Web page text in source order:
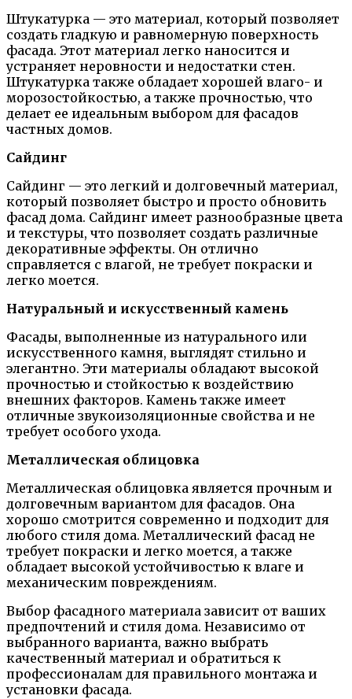
Штукатурка — это материал, который позволяет
создать гладкую и равномерную поверхность
фасада. Этот материал легко наносится и
устраняет неровности и недостатки стен.
Штукатурка также обладает хорошей влаго- и
морозостойкостью, а также прочностью, что
делает ее идеальным выбором для фасадов
частных домов.
Сайдинг
Сайдинг — это легкий и долговечный материал,
который позволяет быстро и просто обновить
фасад дома. Сайдинг имеет разнообразные цвета
и текстуры, что позволяет создать различные
декоративные эффекты. Он отлично
справляется с влагой, не требует покраски и
легко моется.
Натуральный и искусственный камень
Фасады, выполненные из натурального или
искусственного камня, выглядят стильно и
элегантно. Эти материалы обладают высокой
прочностью и стойкостью к воздействию
внешних факторов. Камень также имеет
отличные звукоизоляционные свойства и не
требует особого ухода.
Металлическая облицовка
Металлическая облицовка является прочным и
долговечным вариантом для фасадов. Она
хорошо смотрится современно и подходит для
любого стиля дома. Металлический фасад не
требует покраски и легко моется, а также
обладает высокой устойчивостью к влаге и
механическим повреждениям.
Выбор фасадного материала зависит от ваших
предпочтений и стиля дома. Независимо от
выбранного варианта, важно выбрать
качественный материал и обратиться к
профессионалам для правильного монтажа и
установки фасада.